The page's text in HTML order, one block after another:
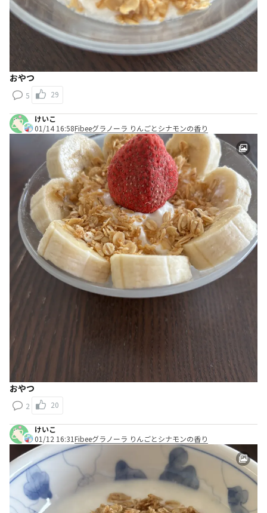
おやつ
5 29
けいこ
01/14 16:58Fibeeグラノーラ りんごとシナモンの香り
おやつ
2 20
けいこ
01/12 16:31Fibeeグラノーラ りんごとシナモンの香り